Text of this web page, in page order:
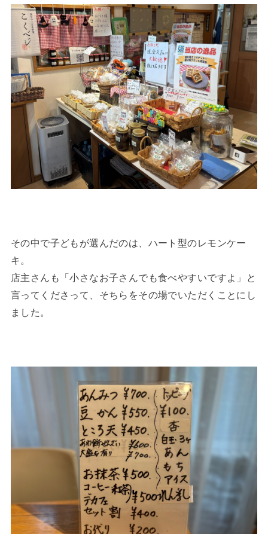
その中で子どもが選んだのは、ハート型のレモンケー
キ。
店主さんも「小さなお子さんでも食べやすいですよ」と
言ってくださって、そちらをその場でいただくことにし
ました。